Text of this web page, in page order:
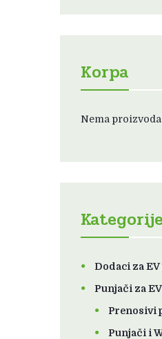
Korpa
Nema
Kategorije
Dodaci za
Punjači za EV
Prenosivi
Punjači i